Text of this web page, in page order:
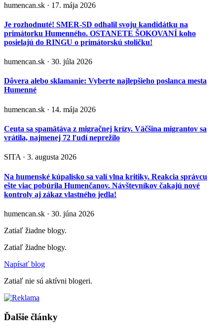
humencan.sk · 17. mája 2026
Je rozhodnuté! SMER-SD odhalil svoju kandidátku na
primátorku Humenného. OSTANETE ŠOKOVANÍ koho
posielajú do RINGU o primátorskú stoličku!
humencan.sk · 30. júla 2026
Dôvera alebo sklamanie: Vyberte najlepšieho poslanca mesta
Humenné
humencan.sk · 14. mája 2026
Ceuta sa spamätáva z migračnej krízy. Väčšina migrantov sa
vrátila, najmenej 72 ľudí neprežilo
SITA · 3. augusta 2026
Na humenské kúpalisko sa valí vlna kritiky. Reakcia správcu
ešte viac pobúrila Humenčanov. Návštevníkov čakajú nové
kontroly aj zákaz vlastného jedla!
humencan.sk · 30. júna 2026
Zatiaľ žiadne blogy.
Zatiaľ žiadne blogy.
Napísať blog
Zatiaľ nie sú aktívni blogeri.
Ďalšie články